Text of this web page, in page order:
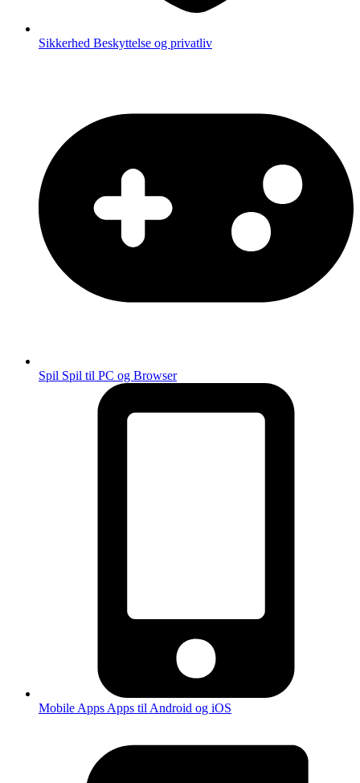
Sikkerhed Beskyttelse og privatliv
Spil Spil til PC og Browser
Mobile Apps Apps til Android og iOS